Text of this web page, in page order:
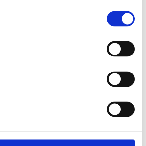
i trä med sandfärgad
i rött och grönt. Detta är
present att ge bort till den som
fördel kan stå framme och